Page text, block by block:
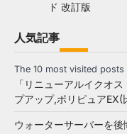
ド 改訂版
人気記事
The 10 most visited
「リニューアルイクオ
プアップ,ポリピュアEX(
ウォーターサーバーを後